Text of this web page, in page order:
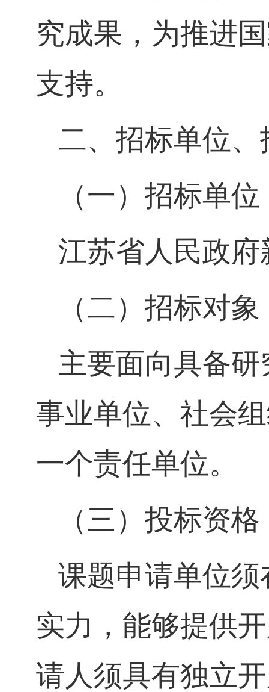
究成果，为推进
支持。
二、招标单位
（一）招标单位
江苏省人民政
（二）招标对象
主要面向具备
事业单位、社会
一个责任单位。
（三）投标资格
课题申请单位
实力，能够提供
请人须具有独立